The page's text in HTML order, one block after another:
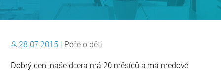
28.07.2015 | Péče o děti
Dobrý den, naše dcera má 20 měsíců a má medové